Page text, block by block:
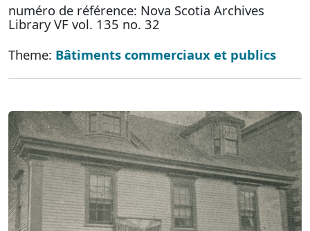
numéro de référence: Nova Scotia Archives
Library VF vol. 135 no. 32
Theme: Bâtiments commerciaux et publics